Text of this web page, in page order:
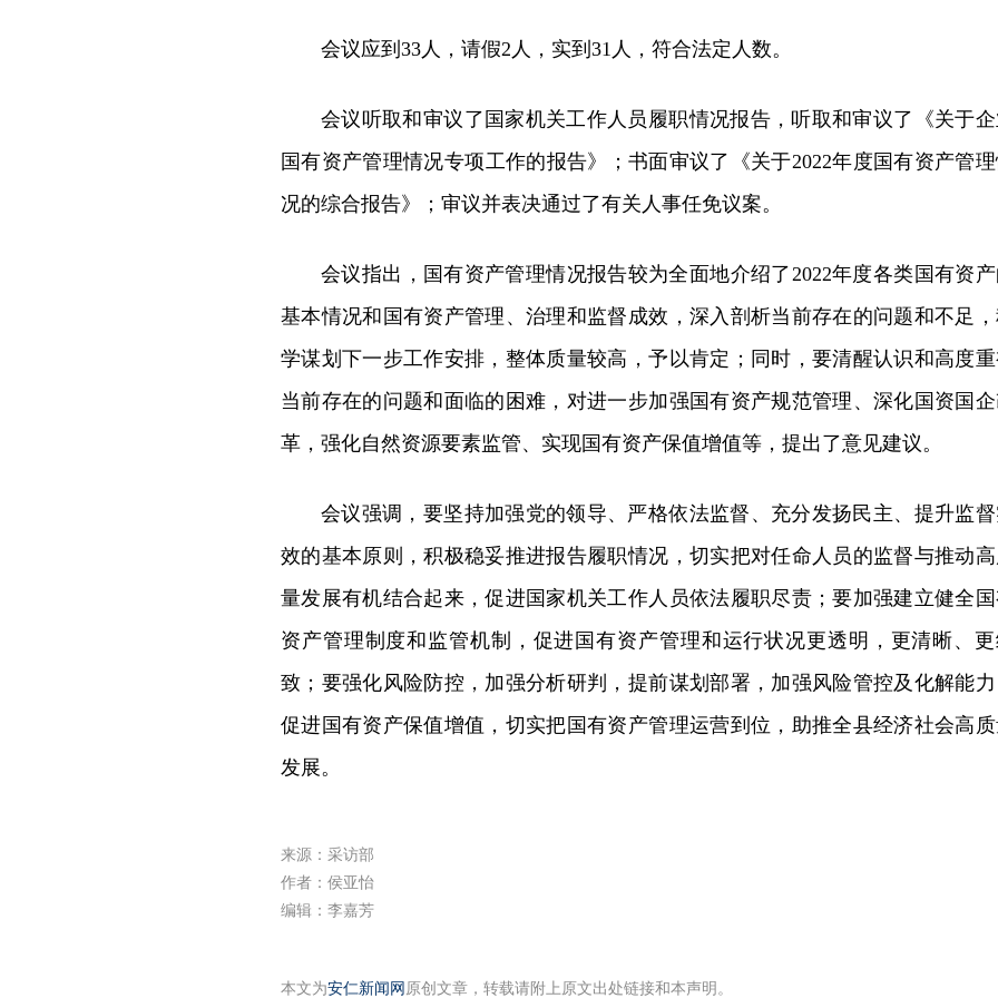
会议应到33人，请假2人，实到31人，符合法定人数。
会议听取和审议了国家机关工作人员履职情况报告，听取和审议了《关于
国有资产管理情况专项工作的报告》；书面审议了《关于2022年度国有资产管
况的综合报告》；审议并表决通过了有关人事任免议案。
会议指出，国有资产管理情况报告较为全面地介绍了2022年度各类国有资
基本情况和国有资产管理、治理和监督成效，深入剖析当前存在的问题和不足
学谋划下一步工作安排，整体质量较高，予以肯定；同时，要清醒认识和高度
当前存在的问题和面临的困难，对进一步加强国有资产规范管理、深化国资国
革，强化自然资源要素监管、实现国有资产保值增值等，提出了意见建议。
会议强调，要坚持加强党的领导、严格依法监督、充分发扬民主、提升监
效的基本原则，积极稳妥推进报告履职情况，切实把对任命人员的监督与推动
量发展有机结合起来，促进国家机关工作人员依法履职尽责；要加强建立健全
资产管理制度和监管机制，促进国有资产管理和运行状况更透明，更清晰、更
致；要强化风险防控，加强分析研判，提前谋划部署，加强风险管控及化解能力
促进国有资产保值增值，切实把国有资产管理运营到位，助推全县经济社会高
发展。
来源：采访部
作者：侯亚怡
编辑：李嘉芳
本文为安仁新闻网 原创文章，转载请附上原文出处链接和本声明。